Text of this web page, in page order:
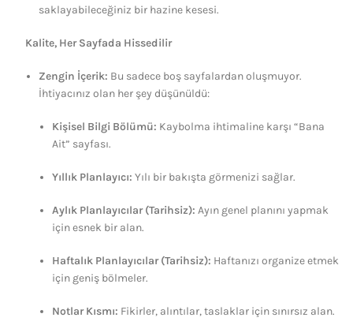
saklayabileceğiniz bir hazine kesesi.
Kalite, Her Sayfada Hissedilir
Zengin İçerik: Bu sadece boş sayfalardan oluşmuyor.
İhtiyacınız olan her şey düşünüldü:
Kişisel Bilgi Bölümü: Kaybolma ihtimaline karşı “Bana
Ait” sayfası.
Yıllık Planlayıcı: Yılı bir bakışta görmenizi sağlar.
Aylık Planlayıcılar (Tarihsiz): Ayın genel planını yapmak
için esnek bir alan.
Haftalık Planlayıcılar (Tarihsiz): Haftanızı organize etmek
için geniş bölmeler.
Notlar Kısmı: Fikirler, alıntılar, taslaklar için sınırsız alan.